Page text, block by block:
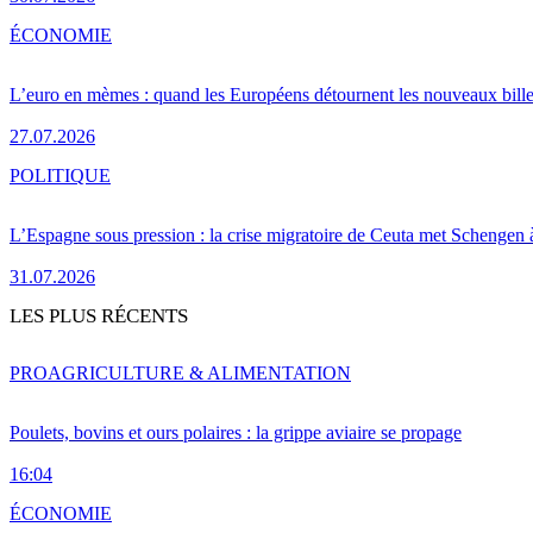
L’euro en mèmes : quand les Européens détournent les nouveaux
27.07.2026
ÉCONOMIE
L’Espagne sous pression : la crise migratoire de Ceuta met Schengen
31.07.2026
POLITIQUE
LES PLUS RÉCENTS
Poulets, bovins et ours polaires : la grippe aviaire se propage
16:04
PROAGRICULTURE & ALIMENTATION
ÉCONOMIE